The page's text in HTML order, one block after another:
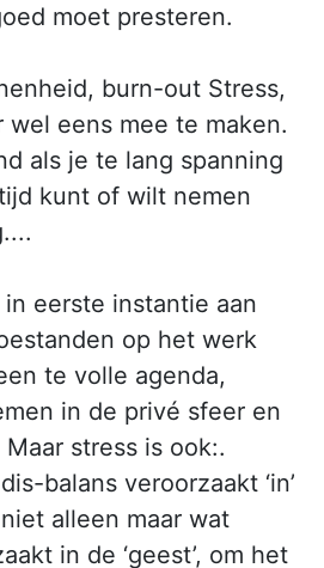
moet presteren.
burn-out Stress,
eens mee te maken.
als je te lang spanning
kunt of wilt nemen
eerste instantie aan
op het werk
te volle agenda,
in de privé sfeer en
stress is ook:.
balans veroorzaakt ‘in’
alleen maar wat
in de ‘geest’, om het